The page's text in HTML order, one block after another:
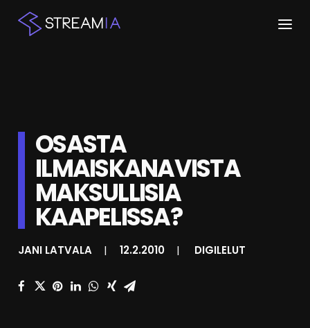
STREAMIT
KESKUSTELU
SHOP
HAKU
OSASTA
ILMAISKANAVISTA
MAKSULLISIA
KAAPELISSA?
JANI LATVALA | 12.2.2010 | DIGILELUT